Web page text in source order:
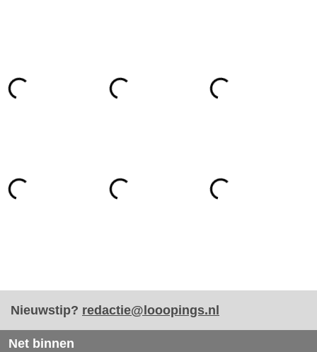
Nieuwstip? redactie@looopings.nl
Net binnen